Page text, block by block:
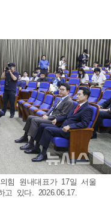
힘 원내대표가 17일 서울
고 있다. 2026.06.17.